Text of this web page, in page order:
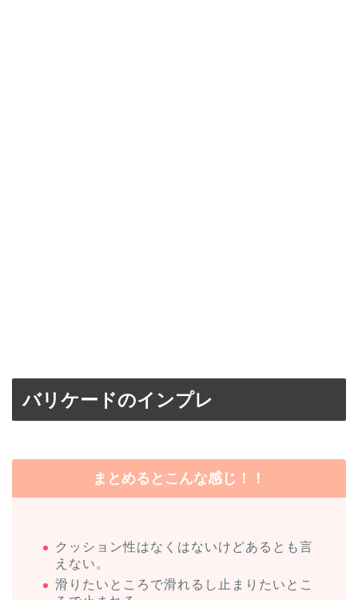
バリケードのインプレ
まとめるとこんな感じ！！
クッション性はなくはないけどあるとも言
えない。
滑りたいところで滑れるし止まりたいとこ